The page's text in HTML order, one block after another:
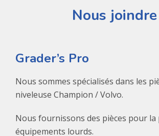
Nous joindre
Grader’s Pro
Nous sommes spécialisés dans les
niveleuse Champion / Volvo.
Nous fournissons des pièces pour la
équipements lourds.